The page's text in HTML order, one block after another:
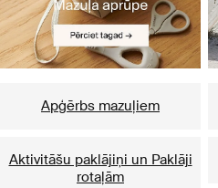
Apģērbs mazuļiem
Aktivitāšu paklājiņi un Paklāji
rotaļām